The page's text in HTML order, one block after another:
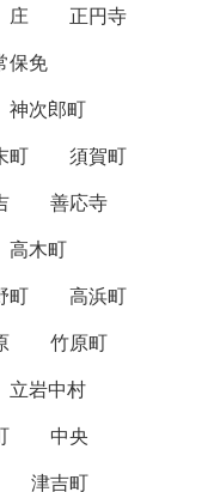
庄
正円寺
保免
神次郎町
町
須賀町
善応寺
高木町
町
高浜町
竹原町
立岩中村
中央
津吉町